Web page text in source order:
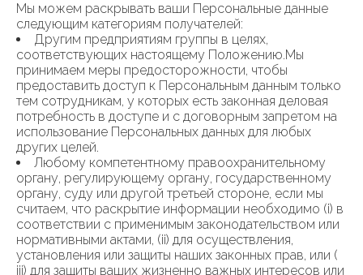
Мы можем раскрывать ваши Персональные данные
следующим категориям получателей:
Другим предприятиям группы в целях,
соответствующих настоящему Положению.Мы
принимаем меры предосторожности, чтобы
предоставить доступ к Персональным данным только
тем сотрудникам, у которых есть законная деловая
потребность в доступе и с договорным запретом на
использование Персональных данных для любых
других целей.
Любому компетентному правоохранительному
органу, регулирующему органу, государственному
органу, суду или другой третьей стороне, если мы
считаем, что раскрытие информации необходимо (i) в
соответствии с применимым законодательством или
нормативными актами, (ii) для осуществления,
установления или защиты наших законных прав, или (
iii) для защиты ваших жизненно важных интересов или